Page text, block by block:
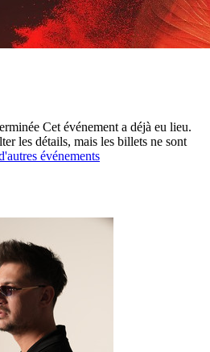
Cet événement a déjà eu lieu.
les détails, mais les billets ne sont
événements